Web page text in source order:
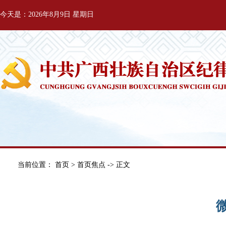
今天是：2026年8月9日 星期日
当前位置： 首页 > 首页焦点 -> 正文